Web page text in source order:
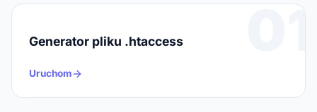
01
Generator pliku .htaccess
Uruchom